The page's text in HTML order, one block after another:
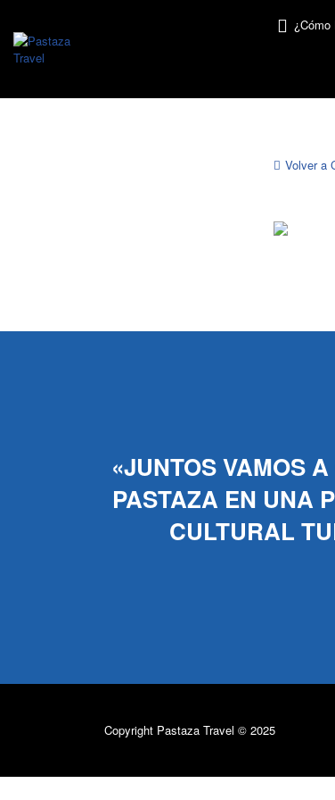
¿Cómo
por:
Vida
Volver a
«JUNTOS VAMOS
PASTAZA EN UNA
CULTURAL
Copyright Pastaza Travel © 2025